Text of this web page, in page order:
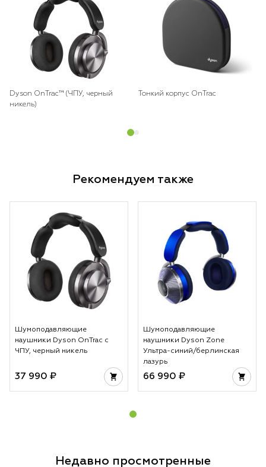
Dyson OnTrac™ (ЧПУ, черный
никель)
Тонкий корпус OnTrac
Рекомендуем также
Шумоподавляющие
наушники Dyson OnTrac с
ЧПУ, черный никель
37 990 ₽
Шумоподавляющие
наушники Dyson Zone
Ультра-синий/берлинская
лазурь
66 990 ₽
Недавно просмотренные